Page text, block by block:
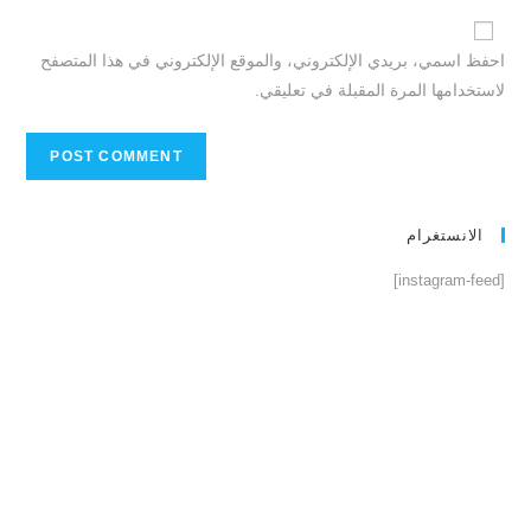
احفظ اسمي، بريدي الإلكتروني، والموقع الإلكتروني في هذا المتصفح
لاستخدامها المرة المقبلة في تعليقي.
الانستغرام
[instagram-feed]